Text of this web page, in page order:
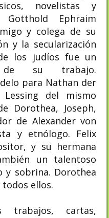
novelistas y
Ephraim
y colega de su
y la secularización
los judíos fue un
de su trabajo.
para Nathan der
del mismo
Dorothea, Joseph,
de Alexander von
y etnólogo. Felix
y su hermana
un talentoso
y sobrina. Dorothea
ellos.
cartas,